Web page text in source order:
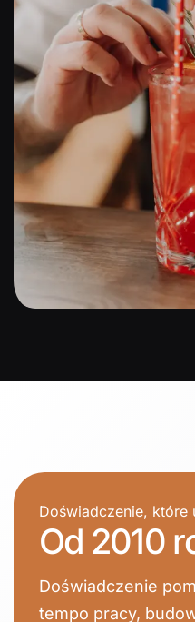
Doświadczenie, które
Od 2010
Doświadczenie
tempo pracy,